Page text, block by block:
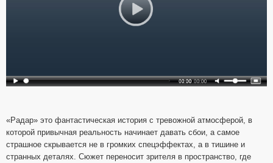
«Радар» это фантастическая история с тревожной атмосферой, в
которой привычная реальность начинает давать сбои, а самое
страшное скрывается не в громких спецэффектах, а в тишине и
странных деталях. Сюжет переносит зрителя в пространство, где